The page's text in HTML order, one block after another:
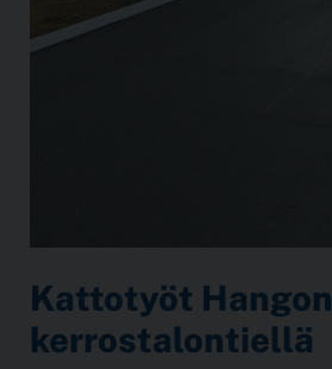
Kattotyöt Hangon
kerrostalontiellä